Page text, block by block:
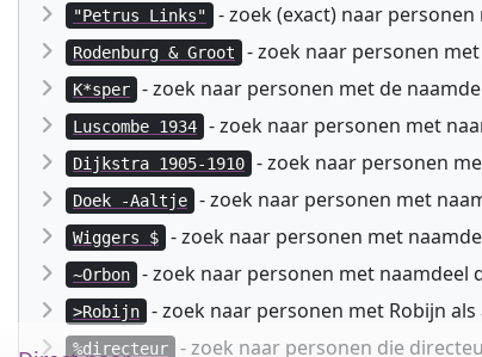
"Petrus Links" - zoek (exact) naar
Rodenburg & Groot - zoek naar personen
K*sper - zoek naar personen met de
Luscombe 1934 - zoek naar personen met
Dijkstra 1905-1910 - zoek naar personen
Doek -Aaltje - zoek naar personen met
Wiggers $ - zoek naar personen met
~Orbon - zoek naar personen met naamdeel
>Robijn - zoek naar personen met Robijn
%directeur - zoek naar personen die